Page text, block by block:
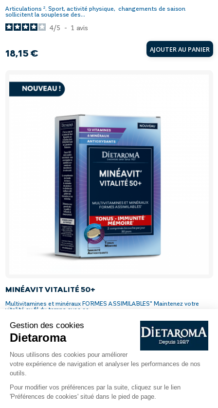
Articulations ². Sport, activité physique, changements de saison
sollicitent la souplesse des...
Prix
18,15 € AJOUTER AU PANIER
4/5 - 1 avis
MINÉAVIT VITALITÉ 50+
Multivitamines et minéraux FORMES ASSIMILABLES* Maintenez votre
vitalité au fil du temps avec ce...
Prix
22,56 € AJOUTER AU PANIER